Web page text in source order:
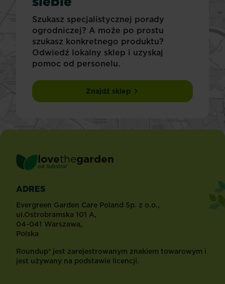
Szukasz specjalistycznej porady
ogrodniczej? A może po prostu
szukasz konkretnego produktu?
Odwiedź lokalny sklep i uzyskaj
pomoc od personelu.
Znajdź sklep
lovethegarden
od Substral ®
ADRES
Evergreen Garden Care Poland Sp. z o.o.,
ul.Ostrobramska 101 A,
04-041 Warszawa,
Polska
Roundup® jest zarejestrowanym znakiem towarowym i
jest używany na podstawie licencji.